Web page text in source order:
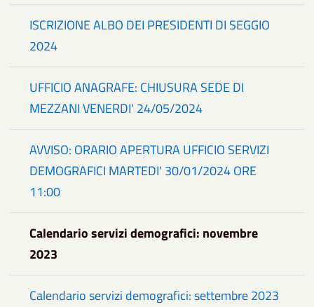
ISCRIZIONE ALBO DEI PRESIDENTI DI SEGGIO
2024
UFFICIO ANAGRAFE: CHIUSURA SEDE DI
MEZZANI VENERDI' 24/05/2024
AVVISO: ORARIO APERTURA UFFICIO SERVIZI
DEMOGRAFICI MARTEDI' 30/01/2024 ORE
11:00
Calendario servizi demografici: novembre
2023
Calendario servizi demografici: settembre 2023